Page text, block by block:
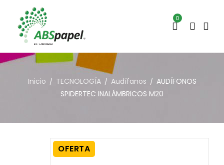
0
Inicio / TECNOLOGÍA / Audífanos / AUDÍFONOS
SPIDERTEC INALÁMBRICOS M20
OFERTA